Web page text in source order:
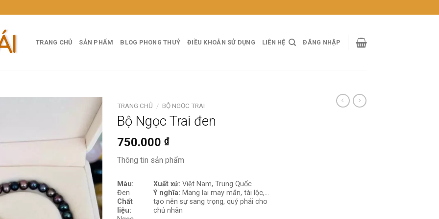
TRANG CHỦ SẢN PHẨM BLOG PHONG THUỶ ĐIỀU KHOẢN SỬ DỤNG LIÊN HỆ ĐĂNG NHẬP
TRANG CHỦ / BỘ NGỌC TRAI
Bộ Ngọc Trai đen
750.000 ₫
Thông tin sản phẩm
Màu:
Đen
Chất
liệu:
Xuất xứ: Việt Nam, Trung Quốc
Ý nghĩa: Mang lạimay mắn, tài lộc,…
tạo nên sự sang trọng, quý phái cho
chủ nhân